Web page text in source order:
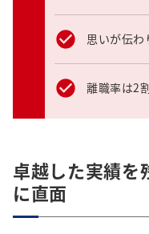
思いが伝わ
離職率は2
卓越した実績を
に直面